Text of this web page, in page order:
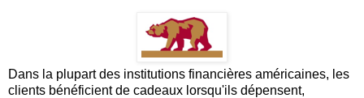
Dans la plupart des institutions financières américaines, les
clients bénéficient de cadeaux lorsqu'ils dépensent,